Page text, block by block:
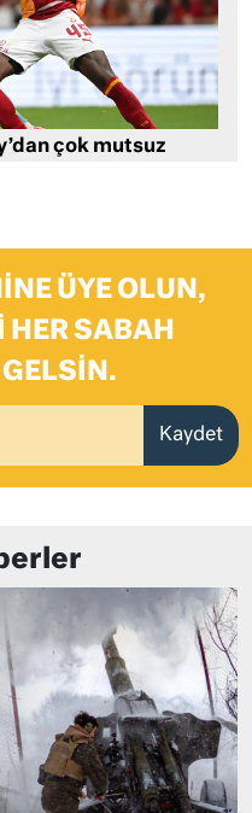
çok mutsuz
ÜYE OLUN,
HER SABAH
Kaydet